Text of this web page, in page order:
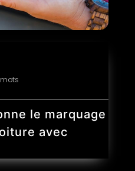
le marquage
avec